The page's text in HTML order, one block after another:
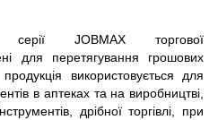
JOBMAX торгової
для перетягування грошових
використовується для
в аптеках та на виробництві,
дрібної торгівлі, при